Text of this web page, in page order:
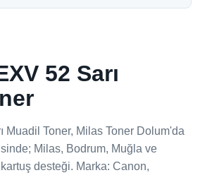
52 Sarı
Muadil Toner, Milas Toner Dolum'da
Milas, Bodrum, Muğla ve
desteği. Marka: Canon,